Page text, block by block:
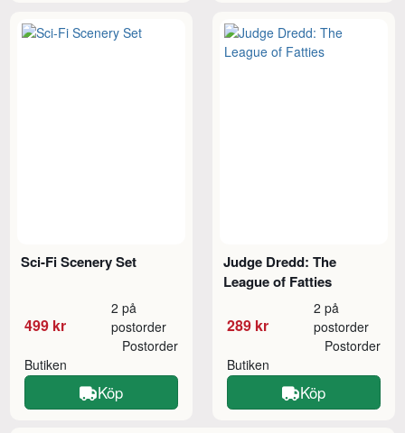
Sci-Fi Scenery Set
499 kr
2 på
postorder
Butiken
Postorder
Köp
Judge Dredd: The
League of Fatties
289 kr
2 på
postorder
Butiken
Postorder
Köp